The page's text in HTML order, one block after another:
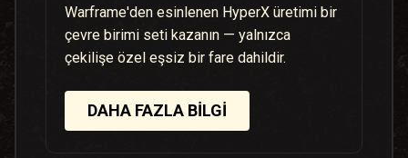
Warframe'den esinlenen HyperX üretimi bir
çevre birimi seti kazanın — yalnızca
çekilişe özel eşsiz bir fare dahildir.
DAHA FAZLA BILGI